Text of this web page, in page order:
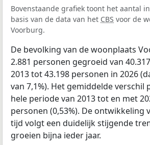
Bovenstaande grafiek toont het aantal
basis van de data van het CBS voor de
Voorburg.
De bevolking van de woonplaats
2.881 personen gegroeid van
2013 tot 43.198 personen in 2026
van 7,1%). Het gemiddelde verschil
hele periode van 2013 tot en met
personen (0,53%). De ontwikkeling
tijd volgt een duidelijk stijgende
groeien bijna ieder jaar.